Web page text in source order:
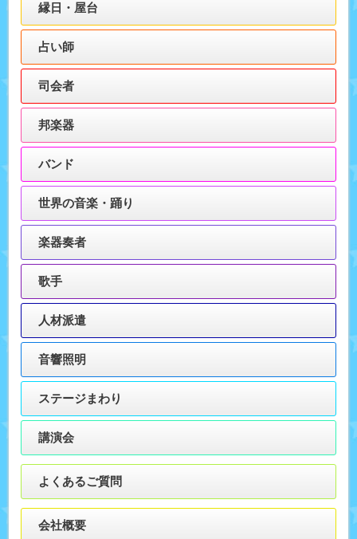
縁日・屋台
占い師
司会者
邦楽器
バンド
世界の音楽・踊り
楽器奏者
歌手
人材派遣
音響照明
ステージまわり
講演会
よくあるご質問
会社概要